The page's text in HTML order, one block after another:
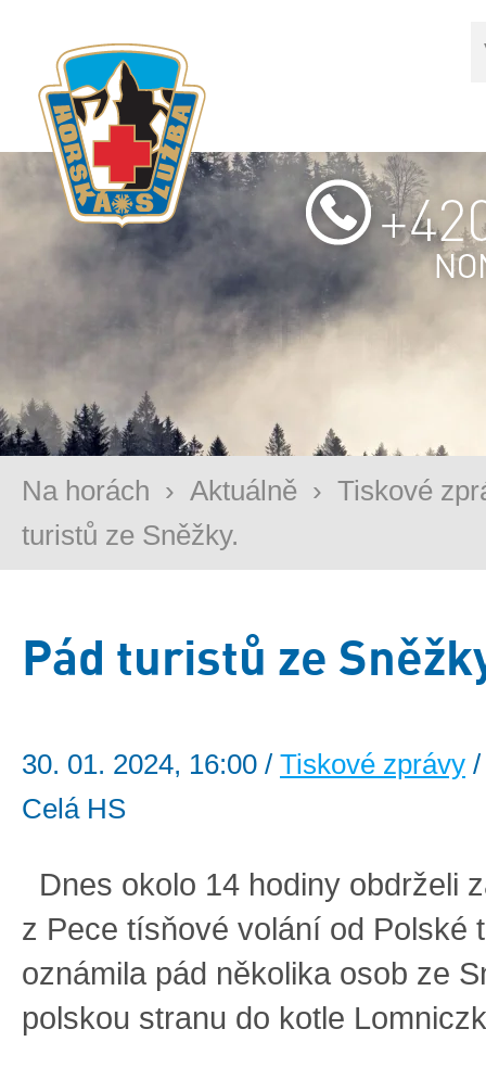
Na horách › Aktuálně › Tiskové
turistů ze Sněžky.
Pád turistů ze
30. 01. 2024, 16:00 / Tiskové zprávy
Celá HS
Dnes okolo 14 hodiny obdrželi
z Pece tísňové volání od Polské
oznámila pád několika osob ze
polskou stranu do kotle